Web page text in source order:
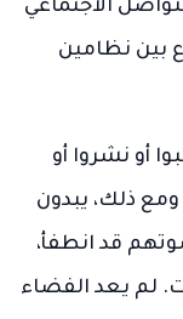
الاجتماعي
بين نظامين
أو نشروا أو
ومع ذلك، يبدون
قد انطفأ،
لم يعد الفضاء